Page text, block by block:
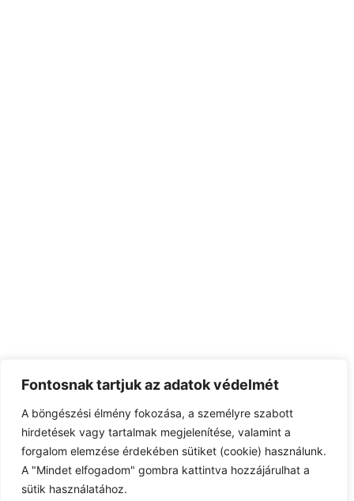
Fontosnak tartjuk az adatok védelmét
A böngészési élmény fokozása, a személyre szabott
hirdetések vagy tartalmak megjelenítése, valamint a
forgalom elemzése érdekében sütiket (cookie) használunk.
A "Mindet elfogadom" gombra kattintva hozzájárulhat a
sütik használatához.